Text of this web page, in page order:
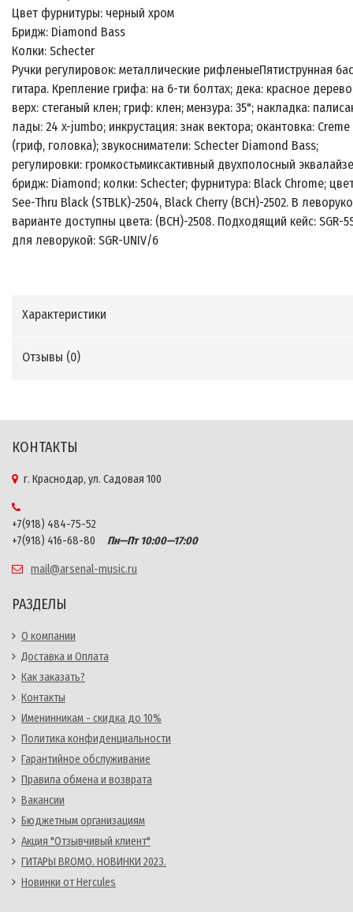
Цвет фурнитуры: черный хром
Бридж: Diamond Bass
Колки: Schecter
Ручки регулировок: металлические рифленыеПятиструнная бас
гитара. Крепление грифа: на 6-ти болтах; дека: красное
верх: стеганый клен; гриф: клен; мензура: 35"; накладка:
лады: 24 x-jumbo; инкрустация: знак вектора; окантовка: Creme
(гриф, головка); звукосниматели: Schecter Diamond Bass;
регулировки: громкостьмиксактивный двухполосный
бридж: Diamond; колки: Schecter; фурнитура: Black Chrome;
See-Thru Black (STBLK)-2504, Black Cherry (BCH)-2502. В
варианте доступны цвета: (BCH)-2508. Подходящий кейс: SGR-
для леворукой: SGR-UNIV/6
Характеристики
Отзывы (0)
КОНТАКТЫ
г. Краснодар, ул. Садовая 100
+7(918) 484-75-52
+7(918) 416-68-80
Пн—Пт 10:00—17:00
mail@arsenal-music.ru
РАЗДЕЛЫ
О компании
Доставка и Оплата
Как заказать?
Контакты
Именинникам - скидка до 10%
Политика конфиденциальности
Гарантийное обслуживание
Правила обмена и возврата
Вакансии
Бюджетным организациям
Акция "Отзывчивый клиент"
ГИТАРЫ BROMO. НОВИНКИ 2023.
Новинки от Hercules